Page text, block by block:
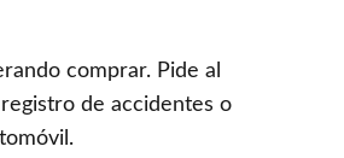
comprar. Pide al
de accidentes o